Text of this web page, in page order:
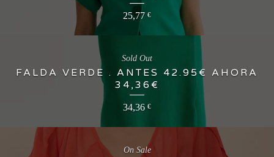
25,77 €
FALDA VERDE . ANTES 42.95€ AHORA
34,36€
34,36 €
Sold Out
On Sale